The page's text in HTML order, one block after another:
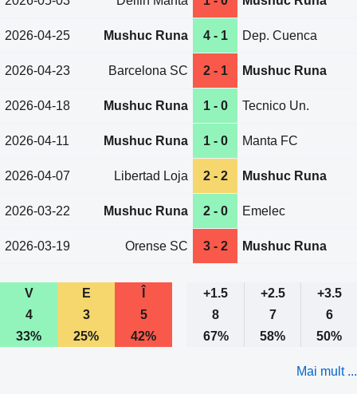
2026-04-25 Mushuc Runa 4 - 1 Dep. Cuenca
2026-04-23 Barcelona SC 2 - 1 Mushuc Runa
2026-04-18 Mushuc Runa 1 - 0 Tecnico Un.
2026-04-11 Mushuc Runa 1 - 0 Manta FC
2026-04-07 Libertad Loja 2 - 2 Mushuc Runa
2026-03-22 Mushuc Runa 2 - 0 Emelec
2026-03-19 Orense SC 3 - 2 Mushuc Runa
V E +1.5 +2.5
+3.5
4
3 5 8 7
6
33%
25% 42% 67% 58% 50%
Mai mult ...